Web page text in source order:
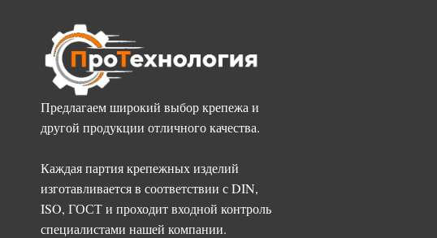
Предлагаем широкий выбор крепежа и
другой продукции отличного качества.
Каждая партия крепежных изделий
изготавливается в соответствии с DIN,
ISO, ГОСТ и проходит входной контроль
специалистами нашей компании.